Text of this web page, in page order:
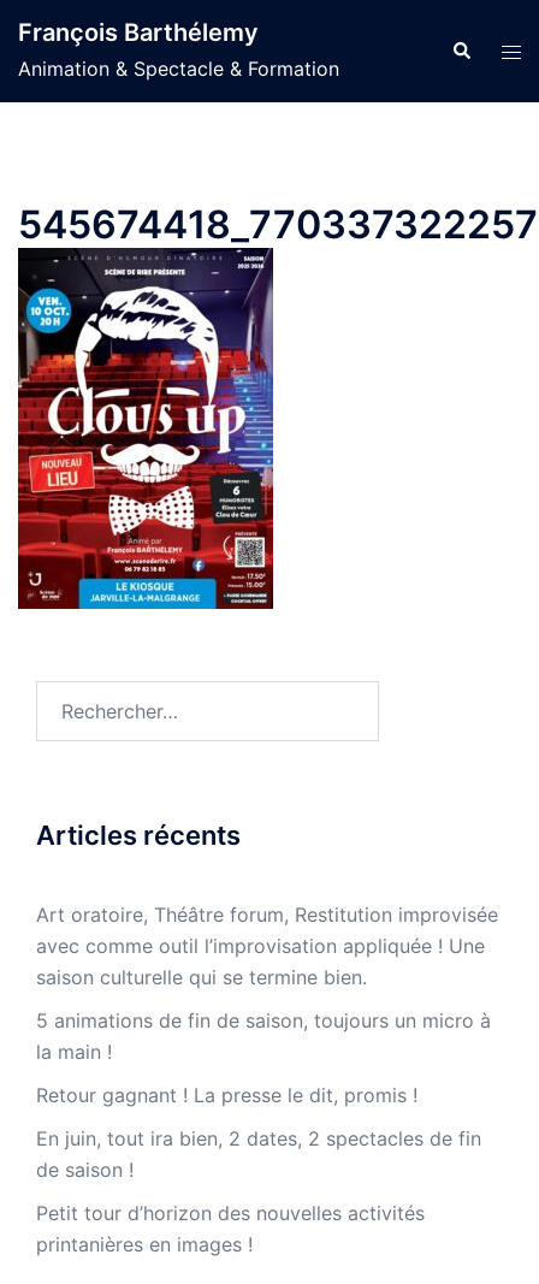
au
contenu
François Barthélemy
Animation & Spectacle & Formation
Articles récents
Art oratoire, Théâtre forum, Restitution improvisée
avec comme outil l’improvisation appliquée ! Une
saison culturelle qui se termine bien.
5 animations de fin de saison, toujours un micro à
la main !
Retour gagnant ! La presse le dit, promis !
En juin, tout ira bien, 2 dates, 2 spectacles de fin
de saison !
Petit tour d’horizon des nouvelles activités
printanières en images !